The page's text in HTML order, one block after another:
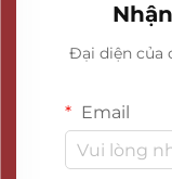
Đại diện của
Email